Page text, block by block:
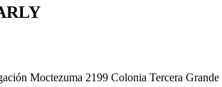
Moctezuma 2199 Colonia Tercera Grande